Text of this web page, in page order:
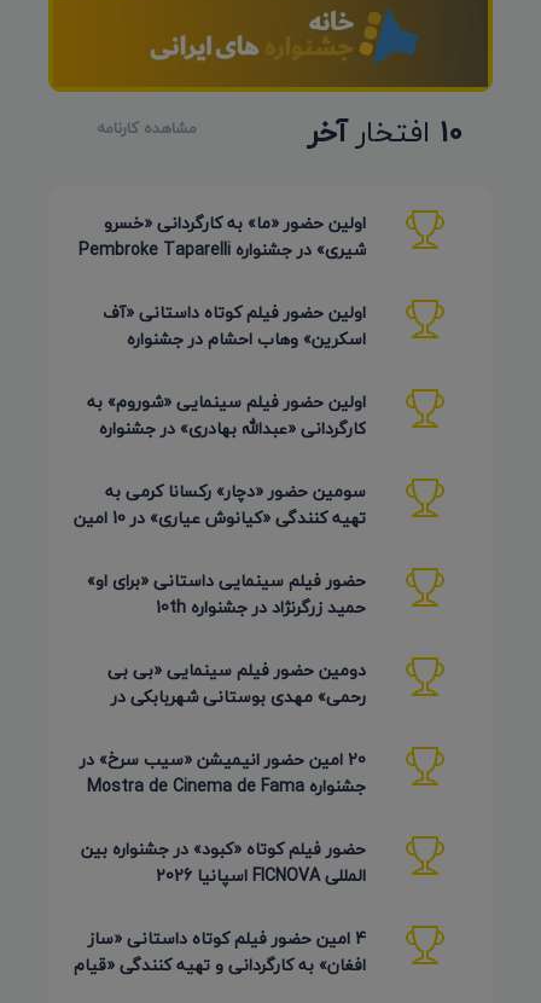
10 افتخارآخر مشاهده کارنامه
اولین حضور «ما» به کارگردانی «خسرو
شیری» در جشنواره Pembroke Taparelli
اولین حضور فیلم کوتاه داستانی «آف
اسکرین» وهاب احشام در جشنواره
اولین حضور فیلم سینمایی «شوروم» به
کارگردانی «عبدالله بهادری» در جشنواره
سومین حضور «دچار» رکسانا کرمی به
تهیه کنندگی «کیانوش عیاری» در 10 امین
حضور فیلم سینمایی داستانی «برای او»
حمید زرگرنژاد در جشنواره 10th
دومین حضور فیلم سینمایی «بی بی
رحمی» مهدی بوستانی شهربابکی در
20 امین حضور انیمیشن «سیب سرخ» در
جشنواره Mostra de Cinema de Fama
حضور فیلم کوتاه «کبود» در جشنواره بین
المللی FICNOVA اسپانیا 2026
4 امین حضور فیلم کوتاه داستانی «ساز
افغان» به کارگردانی و تهیه کنندگی «قیام